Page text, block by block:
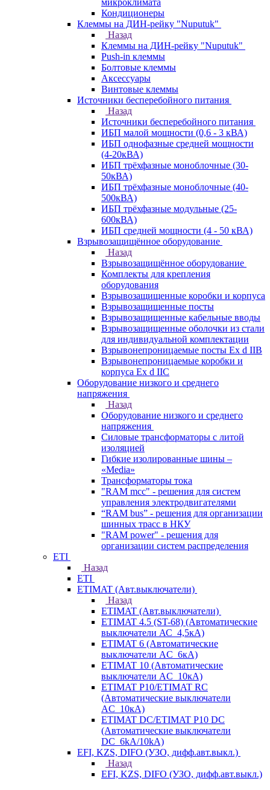
микроклимата
Кондиционеры
Клеммы на ДИН-рейку "Nuputuk"
Назад
Клеммы на ДИН-рейку "Nuputuk"
Push-in клеммы
Болтовые клеммы
Аксессуары
Винтовые клеммы
Источники бесперебойного питания
Назад
Источники бесперебойного питания
ИБП малой мощности (0,6 - 3 кВА)
ИБП однофазные средней мощности
(4-20кВА)
ИБП трёхфазные моноблочные (30-
50кВА)
ИБП трёхфазные моноблочные (40-
500кВА)
ИБП трёхфазные модульные (25-
600кВА)
ИБП средней мощности (4 - 50 кВА)
Взрывозащищённое оборудование
Назад
Взрывозащищённое оборудование
Комплекты для крепления
оборудования
Взрывозащищенные коробки и корпуса
Взрывозащищенные посты
Взрывозащищенные кабельные вводы
Взрывозащищенные оболочки из стали
для индивидуальной комплектации
Взрывонепроницаемые посты Ex d IIB
Взрывонепроницаемые коробки и
корпуса Ex d IIС
Оборудование низкого и среднего
напряжения
Назад
Оборудование низкого и среднего
напряжения
Силовые трансформаторы с литой
изоляцией
Гибкие изолированные шины –
«Media»
Трансформаторы тока
"RAM mcc" - решения для систем
управления электродвигателями
“RAM bus” - решения для организации
шинных трасс в НКУ
"RAM power" - решения для
организации систем распределения
ETI
Назад
ETI
ETIMAT (Авт.выключатели)
Назад
ETIMAT (Авт.выключатели)
ETIMAT 4.5 (ST-68) (Автоматические
выключатели АС_4,5кА)
ETIMAT 6 (Автоматические
выключатели AC_6кА)
ETIMAT 10 (Автоматические
выключатели AC_10кА)
ETIMAT P10/ETIMAT RC
(Автоматические выключатели
AC_10кА)
ETIMAT DC/ETIMAT P10 DC
(Автоматические выключатели
DC_6kA/10kA)
EFI, KZS, DIFO (УЗО, дифф.авт.выкл.)
Назад
EFI, KZS, DIFO (УЗО, дифф.авт.выкл.)